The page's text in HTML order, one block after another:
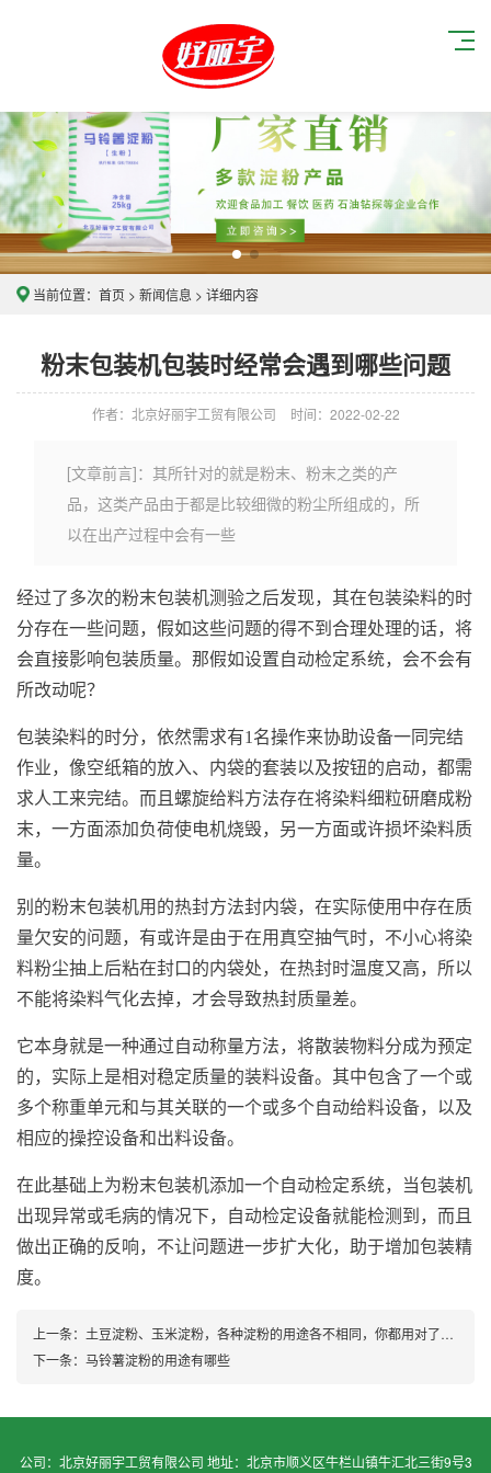
当前位置： 首页 > 新闻信息 > 详细内容
粉末包装机包装时经常会遇到哪些问题
作者：北京好丽宇工贸有限公司 时间：2022-02-22
[文章前言]：其所针对的就是粉末、粉末之类的产
品，这类产品由于都是比较细微的粉尘所组成的，所
以在出产过程中会有一些
经过了多次的粉末包装机测验之后发现，其在包装染料的时
分存在一些问题，假如这些问题的得不到合理处理的话，将
会直接影响包装质量。那假如设置自动检定系统，会不会有
所改动呢？
包装染料的时分，依然需求有1名操作来协助设备一同完结
作业，像空纸箱的放入、内袋的套装以及按钮的启动，都需
求人工来完结。而且螺旋给料方法存在将染料细粒研磨成粉
末，一方面添加负荷使电机烧毁，另一方面或许损坏染料质
量。
别的粉末包装机用的热封方法封内袋，在实际使用中存在质
量欠安的问题，有或许是由于在用真空抽气时，不小心将染
料粉尘抽上后粘在封口的内袋处，在热封时温度又高，所以
不能将染料气化去掉，才会导致热封质量差。
它本身就是一种通过自动称量方法，将散装物料分成为预定
的，实际上是相对稳定质量的装料设备。其中包含了一个或
多个称重单元和与其关联的一个或多个自动给料设备，以及
相应的操控设备和出料设备。
在此基础上为粉末包装机添加一个自动检定系统，当包装机
出现异常或毛病的情况下，自动检定设备就能检测到，而且
做出正确的反响，不让问题进一步扩大化，助于增加包装精
度。
上一条： 土豆淀粉、玉米淀粉，各种淀粉的用途各不相同，你都用对了吗？
下一条： 马铃薯淀粉的用途有哪些
公司：北京好丽宇工贸有限公司 地址：北京市顺义区牛栏山镇牛汇北三街9号3